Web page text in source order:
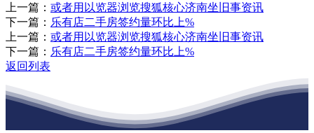
上一篇： 或者用以览器浏览搜狐核心济南坐旧事资讯
下一篇： 乐有店二手房签约量环比上%
上一篇： 或者用以览器浏览搜狐核心济南坐旧事资讯
下一篇： 乐有店二手房签约量环比上%
返回列表